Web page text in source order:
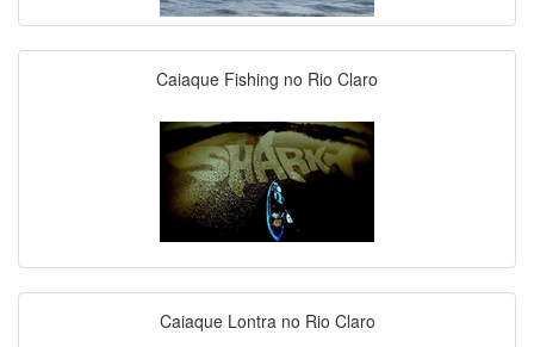
Caiaque Fishing no Rio Claro
Caiaque Lontra no Rio Claro